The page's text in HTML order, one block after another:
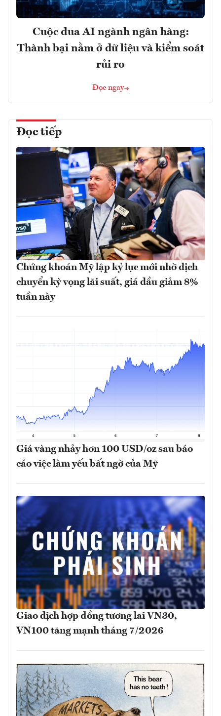
Cuộc đua AI ngành ngân hàng:
Thành bại nằm ở dữ liệu và kiểm soát
rủi ro
Đọc ngay
Đọc tiếp
Chứng khoán Mỹ lập kỷ lục mới nhờ dịch
chuyển kỳ vọng lãi suất, giá dầu giảm 8%
tuần này
Giá vàng nhảy hơn 100 USD/oz sau báo
cáo việc làm yếu bất ngờ của Mỹ
Giao dịch hợp đồng tương lai VN30,
VN100 tăng mạnh tháng 7/2026